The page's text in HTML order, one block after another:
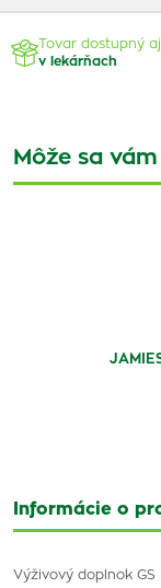
Tovar dostupný aj
v lekárňach
Môže sa
Informácie o
Výživový doplnok